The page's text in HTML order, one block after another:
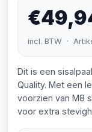
incl. BTW ·
Dit is een
Quality. Met een
voorzien van M8
voor extra